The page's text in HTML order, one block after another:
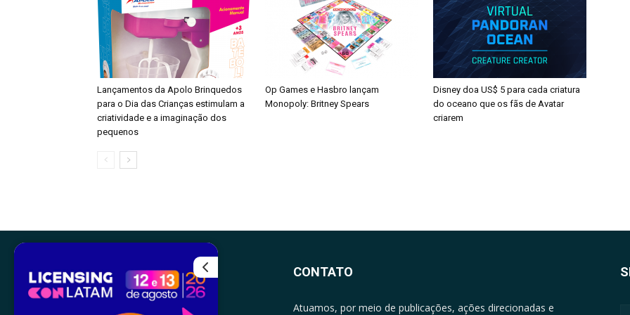
Lançamentos da Apolo Brinquedos
para o Dia das Crianças estimulam a
criatividade e a imaginação dos
pequenos
Op Games e Hasbro lançam
Monopoly: Britney Spears
Disney doa US$ 5 para cada criatura
do oceano que os fãs de Avatar
criarem
CONTATO
Atuamos, por meio de publicações, ações direcionadas e